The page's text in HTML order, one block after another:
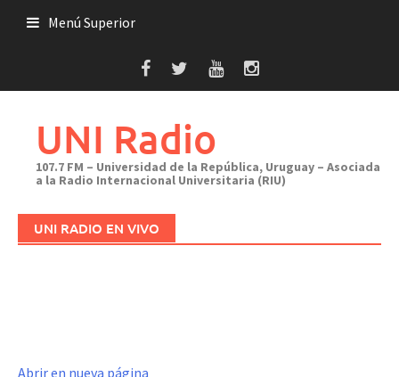
Menú Superior
UNI Radio
107.7 FM – Universidad de la República, Uruguay – Asociada
a la Radio Internacional Universitaria (RIU)
UNI RADIO EN VIVO
Abrir en nueva página